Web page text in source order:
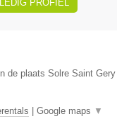
PROFIEL
de plaats Solre Saint
Google maps ▼